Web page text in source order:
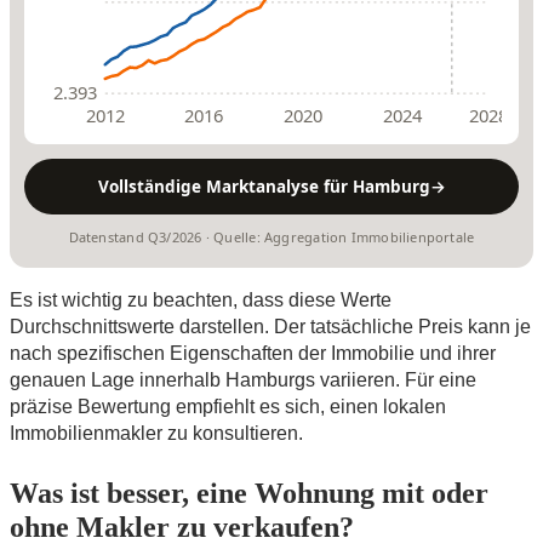
2.393
2012 2016 2020 2024 2028
Vollständige Marktanalyse für Hamburg→
Datenstand Q3/2026 · Quelle: Aggregation Immobilienportale
Es ist wichtig zu beachten, dass diese Werte
Durchschnittswerte darstellen. Der tatsächliche Preis kann je
nach spezifischen Eigenschaften der Immobilie und ihrer
genauen Lage innerhalb Hamburgs variieren. Für eine
präzise Bewertung empfiehlt es sich, einen lokalen
Immobilienmakler zu konsultieren.
Was ist besser, eine Wohnung mit oder
ohne Makler zu verkaufen?